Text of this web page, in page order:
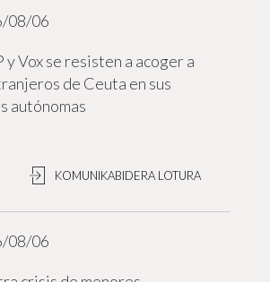
08/06
y Vox se resisten a acoger a
de Ceuta en sus
autónomas
KOMUNIKABIDERA LOTURA
08/06